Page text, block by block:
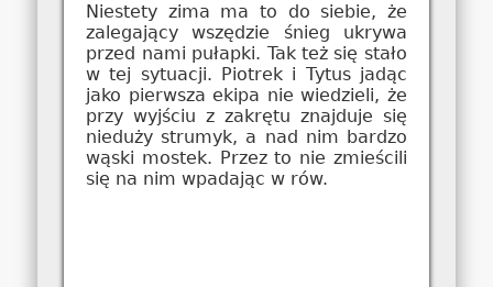
Niestety zima ma to do siebie, że
zalegający wszędzie śnieg ukrywa
przed nami pułapki. Tak też się stało
w tej sytuacji. Piotrek i Tytus jadąc
jako pierwsza ekipa nie wiedzieli, że
przy wyjściu z zakrętu znajduje się
nieduży strumyk, a nad nim bardzo
wąski mostek. Przez to nie zmieścili
się na nim wpadając w rów.